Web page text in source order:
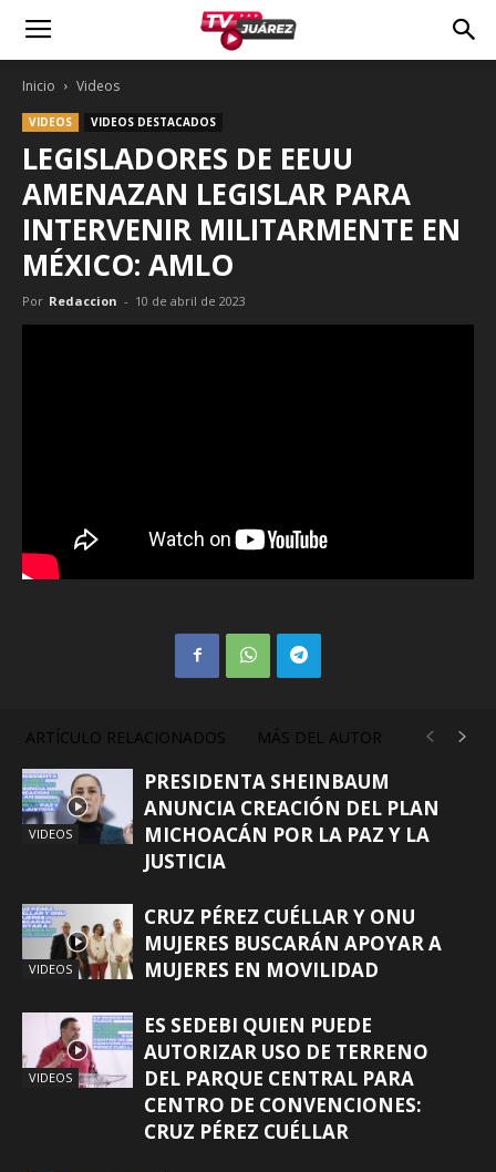
Inicio Videos
VIDEOS VIDEOS DESTACADOS
LEGISLADORES DE EEUU
AMENAZAN LEGISLAR PARA
INTERVENIR MILITARMENTE EN
MÉXICO: AMLO
Por Redaccion - 10 de abril de 2023
ARTÍCULO RELACIONADOS MÁS DEL AUTOR
VIDEOS
PRESIDENTA SHEINBAUM
ANUNCIA CREACIÓN DEL PLAN
MICHOACÁN POR LA PAZ Y LA
JUSTICIA
VIDEOS
CRUZ PÉREZ CUÉLLAR Y ONU
MUJERES BUSCARÁN APOYAR A
MUJERES EN MOVILIDAD
VIDEOS
ES SEDEBI QUIEN PUEDE
AUTORIZAR USO DE TERRENO
DEL PARQUE CENTRAL PARA
CENTRO DE CONVENCIONES:
CRUZ PÉREZ CUÉLLAR